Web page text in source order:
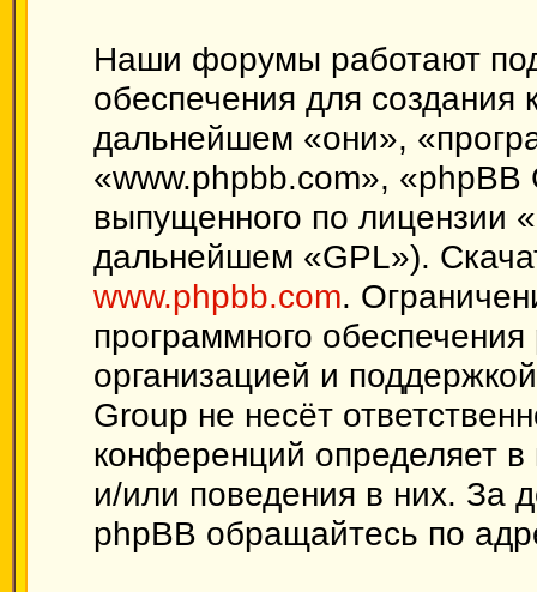
Наши форумы работают
обеспечения для
дальнейшем «они»,
«www.phpbb.com»,
выпущенного по лицензии «
дальнейшем «GPL»).
www.phpbb.com.
программного
организацией и
Group не несёт
конференций определяет в
и/или поведения в них. За
phpBB обращайтесь по